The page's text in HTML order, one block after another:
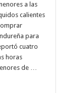
a las
calientes
para
cuatro
horas
de …